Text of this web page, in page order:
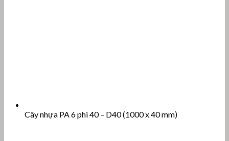
Cây nhựa PA 6 phi 40 – D40 (1000 x 40 mm)